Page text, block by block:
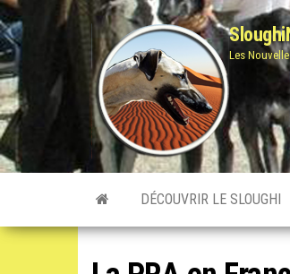
Skip
to
the
content
Les
DÉCOUVRIR LE SLOUGHI